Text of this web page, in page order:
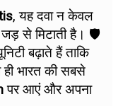
, यह दवा न केवल
जड़ से मिटाती है। 🛡️
बढ़ाते हैं ताकि
भारत की सबसे
पर आएं और अपना